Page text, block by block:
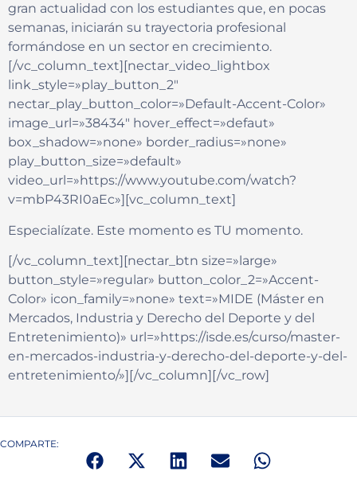
gran actualidad con los estudiantes que, en pocas
semanas, iniciarán su trayectoria profesional
formándose en un sector en crecimiento.
[/vc_column_text][nectar_video_lightbox
link_style=»play_button_2″
nectar_play_button_color=»Default-Accent-Color»
image_url=»38434″ hover_effect=»defaut»
box_shadow=»none» border_radius=»none»
play_button_size=»default»
video_url=»https://www.youtube.com/watch?
v=mbP43RI0aEc»][vc_column_text]
Especialízate. Este momento es TU momento.
[/vc_column_text][nectar_btn size=»large»
button_style=»regular» button_color_2=»Accent-
Color» icon_family=»none» text=»MIDE (Máster en
Mercados, Industria y Derecho del Deporte y del
Entretenimiento)» url=»https://isde.es/curso/master-
en-mercados-industria-y-derecho-del-deporte-y-del-
entretenimiento/»][/vc_column][/vc_row]
COMPARTE: